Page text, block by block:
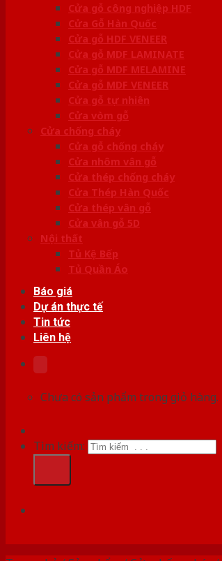
Cửa gỗ công nghiệp HDF
Cửa Gỗ Hàn Quốc
Cửa gỗ HDF VENEER
Cửa gỗ MDF LAMINATE
Cửa gỗ MDF MELAMINE
Cửa gỗ MDF VENEER
Cửa gỗ tự nhiên
Cửa vòm gỗ
Cửa chống cháy
Cửa gỗ chống cháy
Cửa nhôm vân gỗ
Cửa thép chống cháy
Cửa Thép Hàn Quốc
Cửa thép vân gỗ
Cửa vân gỗ 5D
Nội thất
Tủ Kệ Bếp
Tủ Quần Áo
Báo giá
Dự án thực tế
Tin tức
Liên hệ
Chưa có sản phẩm trong giỏ hàng.
Tìm kiếm: